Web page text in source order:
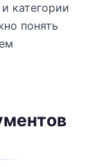
категории
понять